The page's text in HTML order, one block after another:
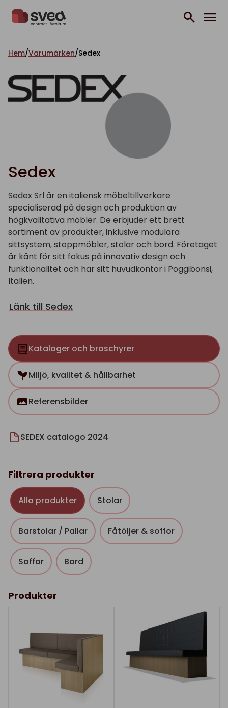
Hem/Varumärken/Sedex
Sedex
Sedex Srl är en italiensk möbeltillverkare
specialiserad på design och produktion av
högkvalitativa möbler. De erbjuder ett brett
sortiment av produkter, inklusive modulära
sittsystem, stoppmöbler, stolar och bord. Företaget
är känt för sitt fokus på innovativ design och
funktionalitet och har sitt huvudkontor i Poggibonsi,
Italien.
Länk till Sedex
Kataloger och broschyrer
Miljö, kvalitet & hållbarhet
Referensbilder
SEDEX catalogo 2024
Filtrera produkter
Alla produkter Stolar
Barstolar / Pallar Fåtöljer & soffor
Soffor Bord
Produkter